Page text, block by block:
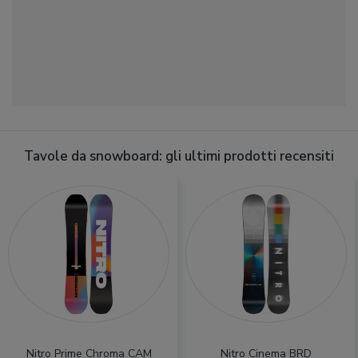
Tavole da snowboard: gli ultimi prodotti recensiti
Nitro Prime Chroma CAM Nitro Cinema BRD